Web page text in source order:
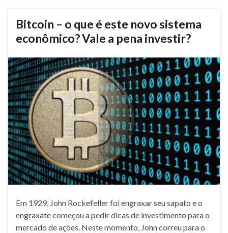
Bitcoin – o que é este novo sistema
econômico? Vale a pena investir?
Em 1929, John Rockefeller foi engraxar seu sapato e o
engraxate começou a pedir dicas de investimento para o
mercado de ações. Neste momento, John correu para o